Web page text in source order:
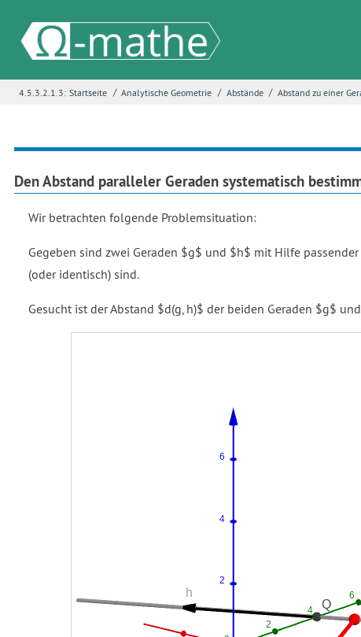
4.5.3.2.1.3: Startseite / Analytische Geometrie / Abstände / Abstand zu einer
Den Abstand paralleler Geraden systematisch
Wir betrachten folgende Problemsituation:
Gegeben sind zwei Geraden $g$ und $h$ mit Hilfe
(oder identisch) sind.
Gesucht ist der Abstand $d(g, h)$ der beiden Geraden $g$
E-Mail